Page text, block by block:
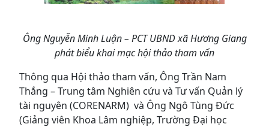
Ông Nguyễn Minh Luận – PCT UBND xã Hương Giang
phát biểu khai mạc hội thảo tham vấn
Thông qua Hội thảo tham vấn, Ông Trần Nam
Thắng – Trung tâm Nghiên cứu và Tư vấn Quản lý
tài nguyên (CORENARM) và Ông Ngô Tùng Đức
(Giảng viên Khoa Lâm nghiệp, Trường Đại học